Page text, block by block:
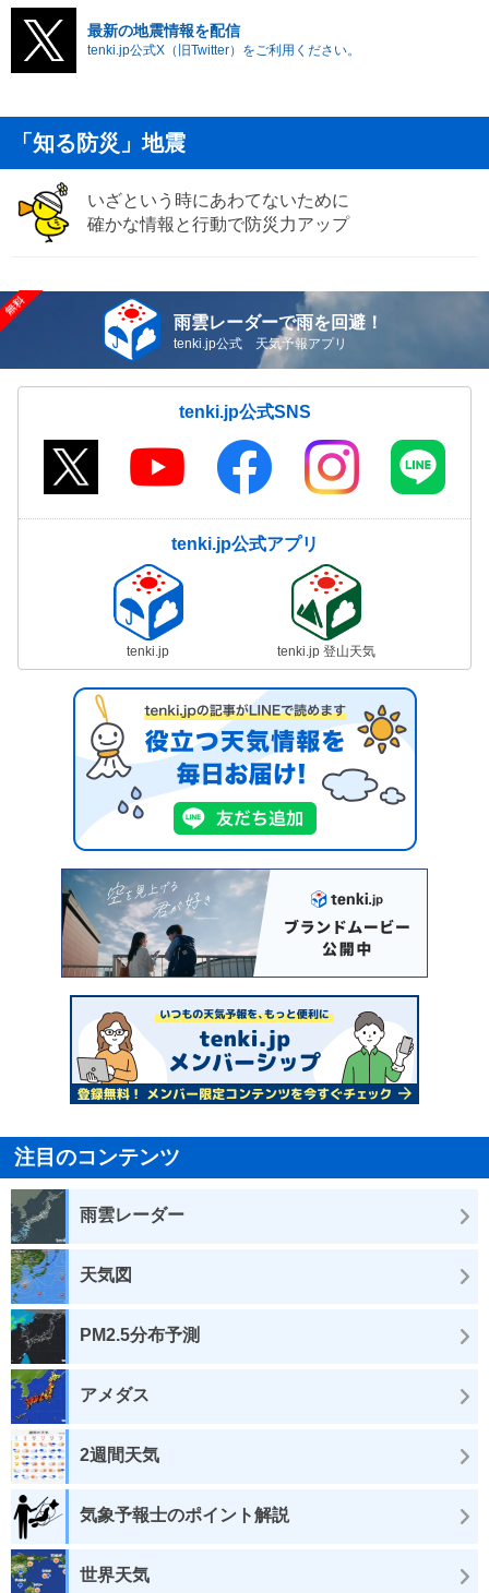
最新の地震情報を配信
tenki.jp公式X（旧Twitter）をご利用ください。
「知る防災」地震
いざという時にあわてないために
確かな情報と行動で防災力アップ
雨雲レーダーで雨を回避！
tenki.jp公式 天気予報アプリ
tenki.jp公式SNS
tenki.jp公式アプリ
tenki.jp tenki.jp 登山天気
注目のコンテンツ
雨雲レーダー
天気図
PM2.5分布予測
アメダス
2週間天気
気象予報士のポイント解説
世界天気